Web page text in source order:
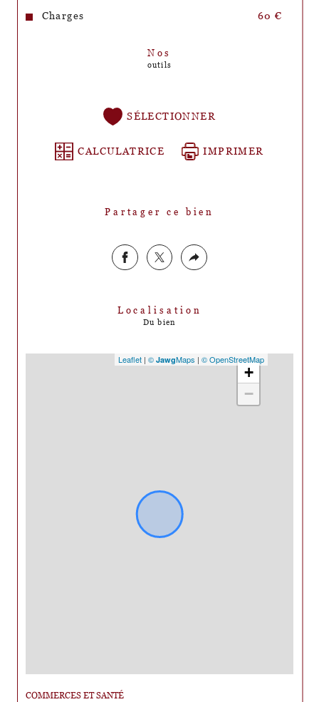
Charges 60 €
Nos
outils
SÉLECTIONNER
CALCULATRICE IMPRIMER
Partager ce bien
Localisation
Du bien
+
−
Leaflet | © JawgMaps | © OpenStreetMap
COMMERCES ET SANTÉ